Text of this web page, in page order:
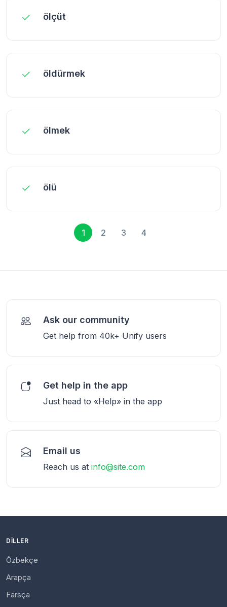
ölçüt
öldürmek
ölmek
ölü
1 2 3 4
Ask our community
Get help from 40k+ Unify users
Get help in the app
Just head to «Help» in the app
Email us
Reach us at info@site.com
DILLER
Özbekçe
Arapça
Farsça